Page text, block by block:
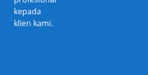
kepada
klien kami.